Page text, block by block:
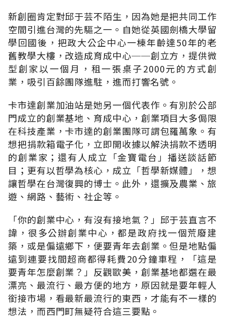
新創圈肯定對邱于芸不陌生，因為她是把共同工作
空間引進台灣的先驅之一。自她從英國劍橋大學留
學回國後，把政大公企中心一棟年齡達50年的老
舊教學大樓，改造成育成中心──創立方，提供微
型創家以一個月，租一張桌子2000元的方式創
業，吸引百餘團隊進駐，進而打響名號。
卡市達創業加油站是她另一個代表作。有別於公部
門成立的創業基地、育成中心，創業項目大多侷限
在科技產業，卡市達的創業團隊可謂包羅萬象。有
想把捐款箱電子化，立即開收據以解決捐款不透明
的創業家；還有人成立「金寶電台」播送談話節
目；更有以哲學為核心，成立「哲學新媒體」，想
讓哲學在台灣復興的博士。此外，還擴及農業、旅
遊、網路、藝術、社企等。
「你的創業中心，有沒有接地氣？」邱于芸直言不
諱，很多公辦創業中心，都是政府找一個荒廢建
築，或是偏遠鄉下，便要青年去創業。但是地點偏
遠到連要找間超商都得耗費20分鐘車程，「這是
要青年怎麼創業？」反觀歐美，創業基地都選在最
漂亮、最流行、最方便的地方，原因就是要年輕人
銜接市場，看最新最流行的東西，才能有不一樣的
想法，而西門町無疑符合這三要點。